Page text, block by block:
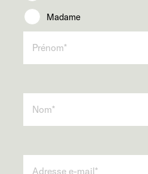
Madame